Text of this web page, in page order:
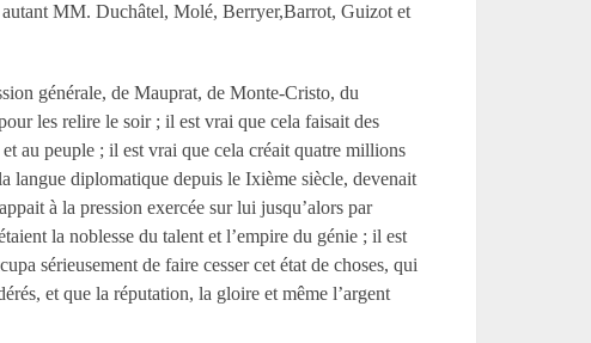
MM. Duchâtel, Molé, Berryer,Barrot, Guizot et
générale, de Mauprat, de Monte-Cristo, du
les relire le soir ; il est vrai que cela faisait des
au peuple ; il est vrai que cela créait quatre millions
langue diplomatique depuis le Ixième siècle, devenait
à la pression exercée sur lui jusqu’alors par
la noblesse du talent et l’empire du génie ; il est
sérieusement de faire cesser cet état de choses, qui
et que la réputation, la gloire et même l’argent